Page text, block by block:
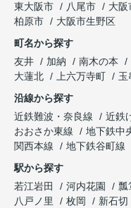
東大阪市
八尾市 大阪
柏原市
大阪市生野区
町名から探す
友井
加納 南木の本
大蓮北
上六万寺町
玉
沿線から探す
近鉄難波・奈良線
近鉄
おおさか東線
地下鉄中
関西本線
地下鉄谷町線
駅から探す
若江岩田
河内花園 瓢
八戸ノ里
枚岡 新石切